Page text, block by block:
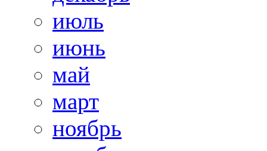
июль
июнь
май
март
ноябрь